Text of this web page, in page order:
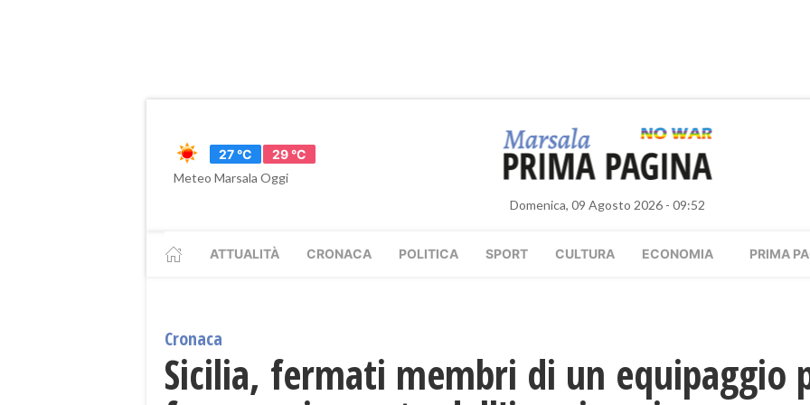
27 °C
29 °C
Meteo Marsala Oggi
Domenica, 09 Agosto 2026 - 09:52
ATTUALITÀ CRONACA POLITICA SPORT CULTURA ECONOMIA PRIMA
Cronaca
Sicilia, fermati membri di un equipaggio